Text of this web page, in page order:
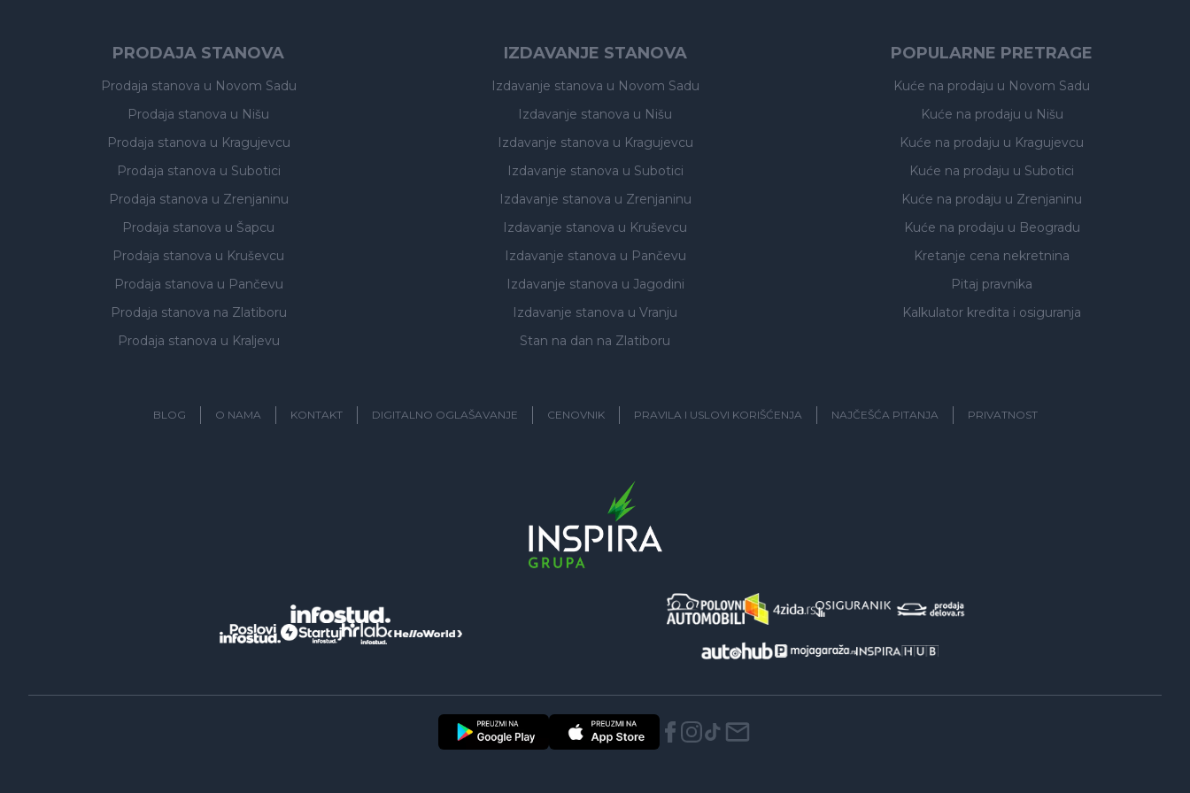
PRODAJA STANOVA
Prodaja stanova u Novom Sadu
Prodaja stanova u Nišu
Prodaja stanova u Kragujevcu
Prodaja stanova u Subotici
Prodaja stanova u Zrenjaninu
Prodaja stanova u Šapcu
Prodaja stanova u Kruševcu
Prodaja stanova u Pančevu
Prodaja stanova na Zlatiboru
Prodaja stanova u Kraljevu
IZDAVANJE STANOVA
Izdavanje stanova u Novom Sadu
Izdavanje stanova u Nišu
Izdavanje stanova u Kragujevcu
Izdavanje stanova u Subotici
Izdavanje stanova u Zrenjaninu
Izdavanje stanova u Kruševcu
Izdavanje stanova u Pančevu
Izdavanje stanova u Jagodini
Izdavanje stanova u Vranju
Stan na dan na Zlatiboru
POPULARNE PRETRAGE
Kuće na prodaju u Novom Sadu
Kuće na prodaju u Nišu
Kuće na prodaju u Kragujevcu
Kuće na prodaju u Subotici
Kuće na prodaju u Zrenjaninu
Kuće na prodaju u Beogradu
Kretanje cena nekretnina
Pitaj pravnika
Kalkulator kredita i osiguranja
BLOG O NAMA KONTAKT DIGITALNO OGLAŠAVANJE CENOVNIK PRAVILA I USLOVI KORIŠĆENJA NAJČEŠĆA PITANJA PRIVATNOST